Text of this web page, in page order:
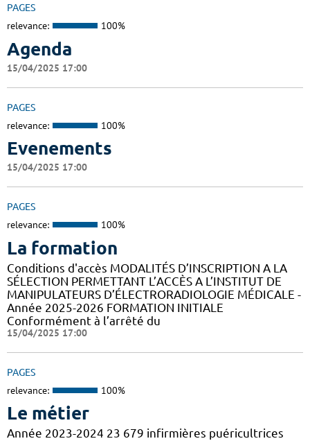
PAGES
relevance: 100%
Agenda
15/04/2025 17:00
PAGES
relevance: 100%
Evenements
15/04/2025 17:00
PAGES
relevance: 100%
La formation
Conditions d'accès MODALITÉS D’INSCRIPTION A LA
SÉLECTION PERMETTANT L’ACCÈS A L’INSTITUT DE
MANIPULATEURS D’ÉLECTRORADIOLOGIE MÉDICALE -
Année 2025-2026 FORMATION INITIALE
Conformément à l’arrêté du
15/04/2025 17:00
PAGES
relevance: 100%
Le métier
Année 2023-2024 23 679 infirmières puéricultrices